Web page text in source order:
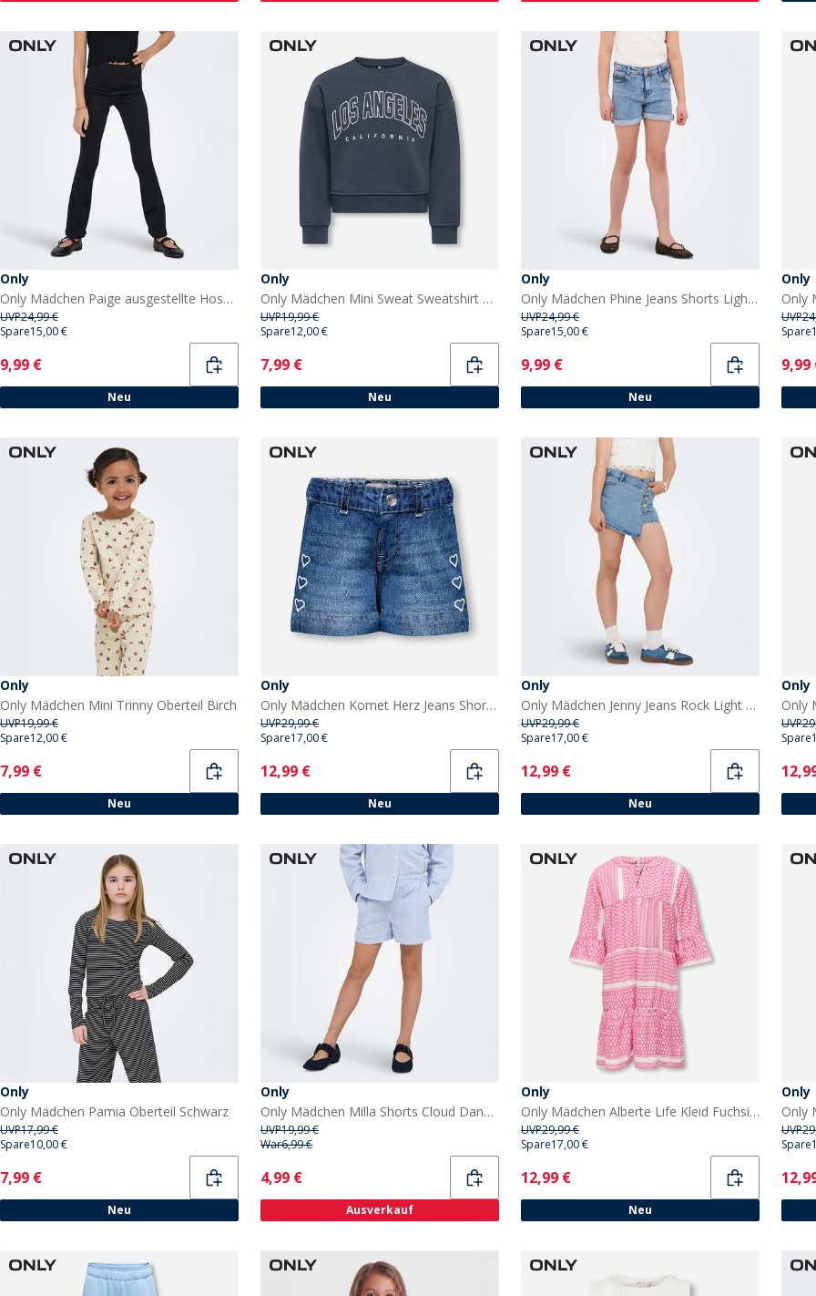
Only
Only Mädchen Paige ausgestellte Hose Schwarz
UVP24,99 €
Spare15,00 €
Current
9,99 €
Neu
Only
Only Mädchen Mini Sweat Sweatshirt Ombre Blue
UVP19,99 €
Spare12,00 €
Current
7,99 €
Neu
Only
Only Mädchen Phine Jeans Shorts Light Blue Denim
UVP24,99 €
Spare15,00 €
Current
9,99 €
Neu
Only
UVP
Spare
9,99
Only
Only Mädchen Mini Trinny Oberteil Birch
UVP19,99 €
Spare12,00 €
Current
7,99 €
Neu
Only
Only Mädchen Komet Herz Jeans Shorts Medium Blue Denim
UVP29,99 €
Spare17,00 €
Current
12,99 €
Neu
Only
Only Mädchen Jenny Jeans Rock Light Blue Denim
UVP29,99 €
Spare17,00 €
Current
12,99 €
Neu
Only
UVP
Spare
Only
Only Mädchen Pamia Oberteil Schwarz
UVP17,99 €
Spare10,00 €
Current
7,99 €
Neu
Only
Only Mädchen Milla Shorts Cloud Dancer
UVP19,99 €
War6,99 €
Current
4,99 €
Ausverkauf
Only
Only Mädchen Alberte Life Kleid Fuchsia Pink
UVP29,99 €
Spare17,00 €
Current
12,99 €
Neu
Only
Only
UVP
Spare